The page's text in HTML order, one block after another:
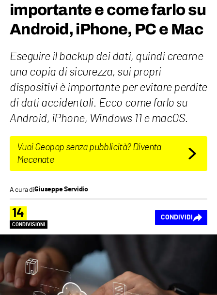
importante e come farlo su
Android, iPhone, PC e Mac
Eseguire il backup dei dati, quindi crearne
una copia di sicurezza, sui propri
dispositivi è importante per evitare perdite
di dati accidentali. Ecco come farlo su
Android, iPhone, Windows 11 e macOS.
Vuoi Geopop senza pubblicità? Diventa
Mecenate
A cura diGiuseppe Servidio
14
CONDIVISIONI
CONDIVIDI